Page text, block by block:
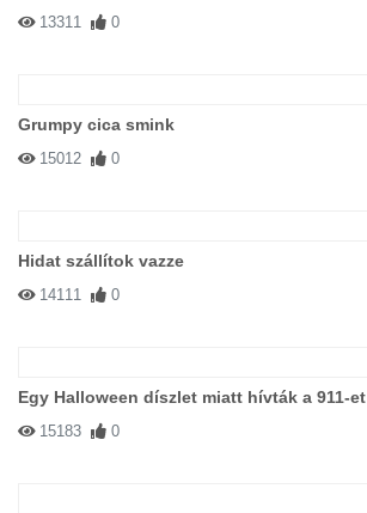
13311 0
Grumpy cica smink
15012 0
Hidat szállítok vazze
14111 0
Egy Halloween díszlet miatt hívták a 911-et
15183 0